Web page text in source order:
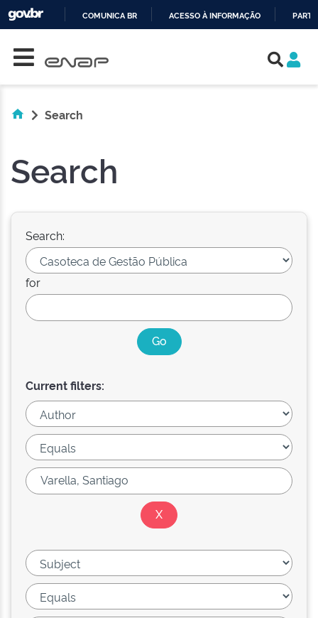
COMUNICA BR ACESSO À INFORMAÇÃO
Search
Search
Search:
for
Current filters: